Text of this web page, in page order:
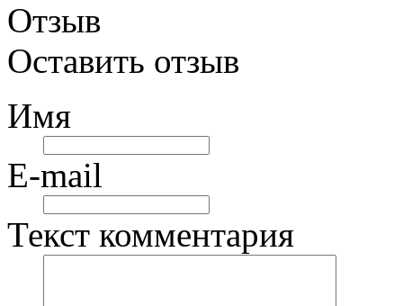
Отзыв
Оставить отзыв
Имя
E-mail
Текст комментария